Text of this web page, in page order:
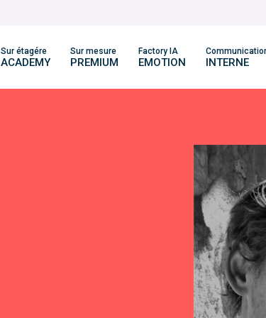
Sur étagére
ACADEMY
Sur mesure
PREMIUM
Factory IA
EMOTION INTERNE